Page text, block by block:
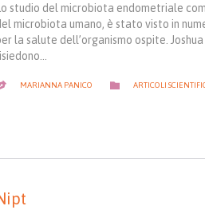
studio del microbiota endometriale
microbiota umano, è stato visto in
la salute dell’organismo ospite.
MARIANNA PANICO  CATEGORY
ARTICOLI